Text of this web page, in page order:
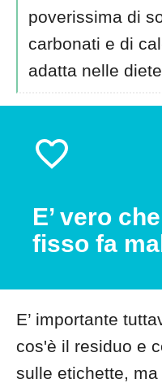
poverissima di
carbonati e di
adatta nelle
E’ vero
fisso fa
E’ importante
cos'è il residuo e
sulle etichette,